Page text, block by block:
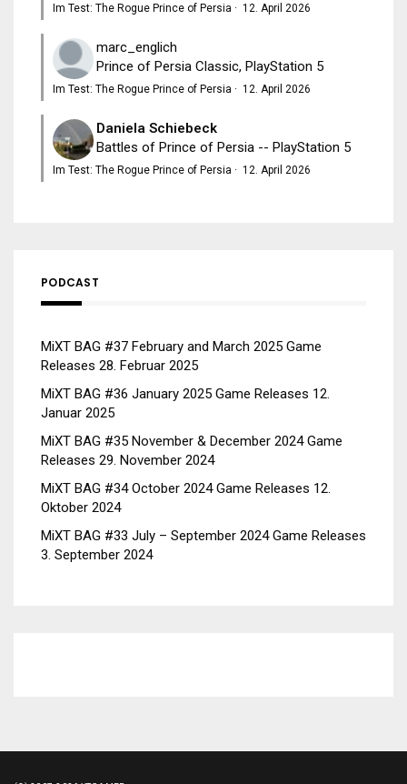
Im Test: The Rogue Prince of Persia · 12. April 2026
marc_englich
Prince of Persia Classic, PlayStation 5
Im Test: The Rogue Prince of Persia · 12. April 2026
Daniela Schiebeck
Battles of Prince of Persia -- PlayStation 5
Im Test: The Rogue Prince of Persia · 12. April 2026
PODCAST
MiXT BAG #37 February and March 2025 Game
Releases 28. Februar 2025
MiXT BAG #36 January 2025 Game Releases 12.
Januar 2025
MiXT BAG #35 November & December 2024 Game
Releases 29. November 2024
MiXT BAG #34 October 2024 Game Releases 12.
Oktober 2024
MiXT BAG #33 July – September 2024 Game Releases
3. September 2024